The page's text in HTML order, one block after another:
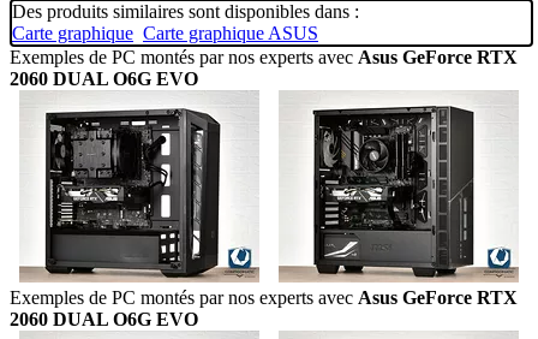
Des produits similaires sont disponibles dans :
Carte graphique Carte graphique ASUS
Exemples de PC montés par nos experts avec Asus GeForce RTX
2060 DUAL O6G EVO
Exemples de PC montés par nos experts avec Asus GeForce RTX
2060 DUAL O6G EVO